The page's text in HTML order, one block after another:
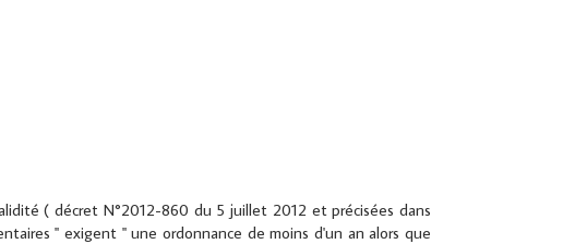
( décret N°2012-860 du 5 juillet 2012 et précisées dans
" exigent " une ordonnance de moins d'un an alors que